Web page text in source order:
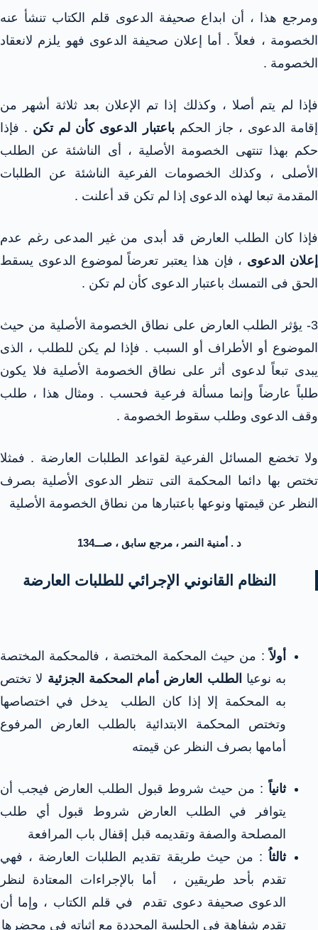
ومرجع هذا ، أن ابداع صحيفة الدعوى قلم الكتاب تنشأ عنه
الخصومة ، فعلاً . أما إعلان صحيفة الدعوى فهو يلزم لانعقاد
الخصومة .
فإذا لم يتم أصلا ، وكذلك إذا تم الإعلان بعد ثلاثة أشهر من
إقامة الدعوى ، جاز الحكمباعتبار الدعوى كأن لم تكن . فإذا
حكم بهذا تنتهى الخصومة الأصلية ، أى الناشئة عن الطلب
الأصلى ، وكذلك الخصومات الفرعية الناشئة عن الطلبات
المقدمة تبعا لهذه الدعوى إذا لم تكن قد أعلنت .
فإذا كان الطلب العارض قد أبدى من غير المدعى رغم عدم
إعلان الدعوى ، فإن هذا يعتبر تعرضاً لموضوع الدعوى يسقط
الحق فى التمسك باعتبار الدعوى كأن لم تكن .
3- يؤثر الطلب العارض على نطاق الخصومة الأصلية من حيث
الموضوع أو الأطراف أو السبب . فإذا لم يكن للطلب ، الذى
يبدى تبعاً لدعوى أثر على نطاق الخصومة الأصلية فلا يكون
طلباً عارضاً وإنما مسألة فرعية فحسب . ومثال هذا ، طلب
وقف الدعوى وطلب سقوط الخصومة .
ولا تخضع المسائل الفرعية لقواعد الطلبات العارضة . فمثلا
تختص بها دائما المحكمة التى تنظر الدعوى الأصلية بصرف
النظر عن قيمتها ونوعها باعتبارها من نطاق الخصومة الأصلية
د . أمنية النمر ، مرجع سابق ، صـــ134
النظام القانوني الإجرائي للطلبات العارضة
أولاً: من حيث المحكمة المختصة ، فالمحكمة المختصة
به نوعيا الطلب العارض أمام المحكمة الجزئية لا تختص
به المحكمة إلا إذا كان الطلب يدخل في اختصاصها
وتختص المحكمة الابتدائية بالطلب العارض المرفوع
أمامها بصرف النظر عن قيمته
ثانياً : من حيث شروط قبول الطلب العارض فيجب أن
يتوافر في الطلب العارض شروط قبول أي طلب
المصلحة والصفة وتقديمه قبل إقفال باب المرافعة
ثالثاُ : من حيث طريقة تقديم الطلبات العارضة ، فهي
تقدم بأحد طريقين ، أما بالإجراءات المعتادة لنظر
الدعوى صحيفة دعوى تقدم في قلم الكتاب ، وإما أن
تقدم شفاهة في الجلسة المحددة مع إثباته في محضرها